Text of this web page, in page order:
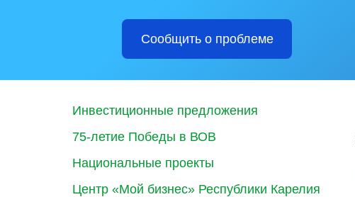
Сообщить о проблеме
Инвестиционные предложения
75-летие Победы в ВОВ
Национальные проекты
Центр «Мой бизнес» Республики Карелия